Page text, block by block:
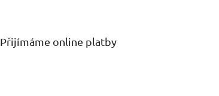
Přijímáme online platby